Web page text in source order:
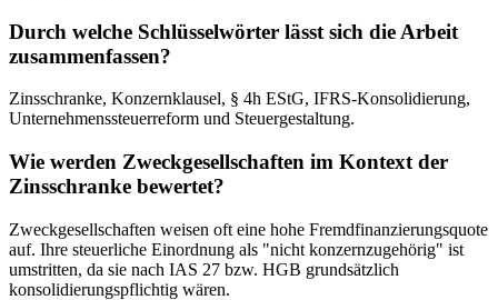
Durch welche Schlüsselwörter lässt sich die Arbeit
zusammenfassen?
Zinsschranke, Konzernklausel, § 4h EStG, IFRS-Konsolidierung,
Unternehmenssteuerreform und Steuergestaltung.
Wie werden Zweckgesellschaften im Kontext der
Zinsschranke bewertet?
Zweckgesellschaften weisen oft eine hohe Fremdfinanzierungsquote
auf. Ihre steuerliche Einordnung als "nicht konzernzugehörig" ist
umstritten, da sie nach IAS 27 bzw. HGB grundsätzlich
konsolidierungspflichtig wären.